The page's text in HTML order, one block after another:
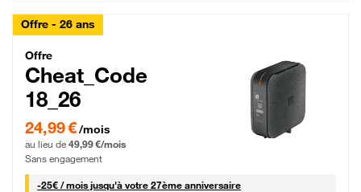
Offre - 26 ans
Cheat_Code Fibre_18_26
Offre
Cheat_Code
18_26
24,99 € par mois pendant 0 mois puis 49,99 € par mois, Sans engagement
24,99 €/mois
au lieu de 49,99 €/mois
Sans engagement
-25€ / mois25 € par mois
jusqu'à votre 27ème anniversaire